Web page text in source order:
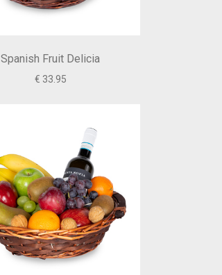
Spanish Fruit Delicia
€ 33.95